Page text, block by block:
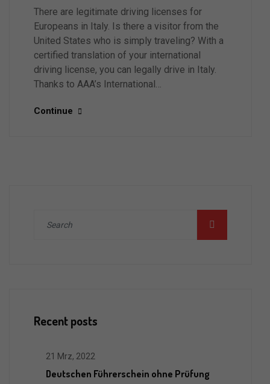
There are legitimate driving licenses for
Europeans in Italy. Is there a visitor from the
United States who is simply traveling? With a
certified translation of your international
driving license, you can legally drive in Italy.
Thanks to AAA’s International…
Continue
Recent posts
21 Mrz, 2022
Deutschen Führerschein ohne Prüfung